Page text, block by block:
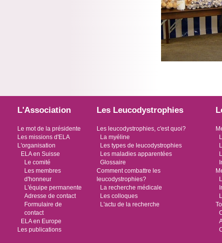
L'Association
Le mot de la présidente
Les missions d'ELA
L'organisation
ELA en Suisse
Le comité
Les membres
d'honneur
L'équipe permanente
Adresse de contact
Formulaire de
contact
ELA en Europe
Les publications
Les Leucodystrophies
Les leucodystrophies, c'est quoi?
La myéline
Les types de leucodystrophies
Les maladies apparentées
Glossaire
Comment combattre les
leucodystrophies?
La recherche médicale
Les colloques
L'actu de la recherche